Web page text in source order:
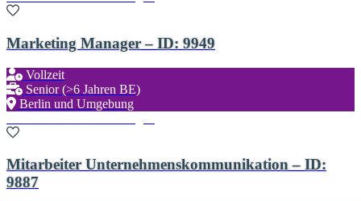
Marketing Manager – ID: 9949
Vollzeit
Senior (>6 Jahren BE)
Berlin und Umgebung
Mitarbeiter Unternehmenskommunikation – ID:
9887